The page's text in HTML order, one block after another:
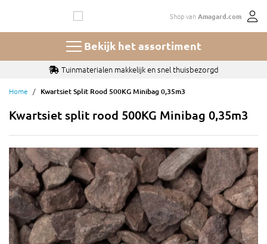
de
Shop vanAmagard.com
Bekijk het assortiment
Tuinmaterialen makkelijk en snel thuisbezorgd
Home Kwartsiet Split Rood 500KG Minibag 0,35m3
Kwartsiet split rood 500KG Minibag 0,35m3